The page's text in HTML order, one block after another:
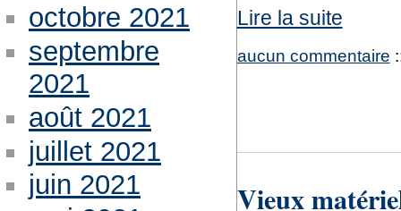
Lire la suite
aucun commentaire
Vieux
octobre 2021
septembre
2021
août 2021
juillet 2021
juin 2021